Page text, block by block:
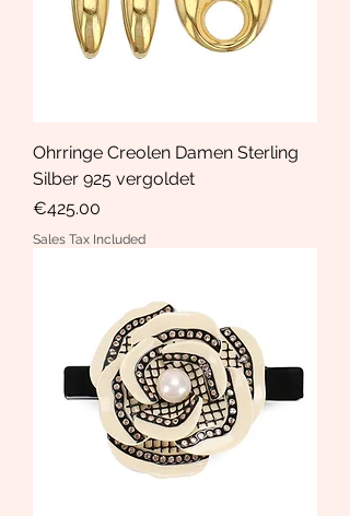
Ohrringe Creolen Damen Sterling
Silber 925 vergoldet
Price
€425.00
Sales Tax Included